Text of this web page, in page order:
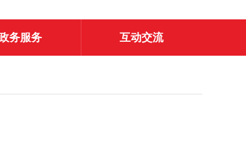
务服务 互动交流